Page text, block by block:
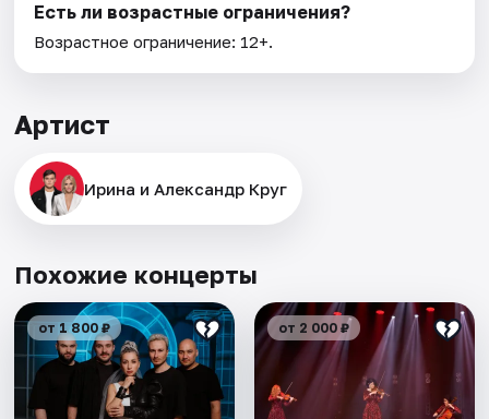
Есть ли возрастные ограничения?
Возрастное ограничение: 12+.
Артист
Ирина и Александр Круг
Похожие концерты
от 1 800 ₽ от 2 000 ₽